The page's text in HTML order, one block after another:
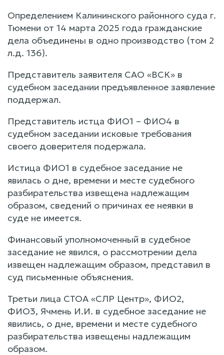
Определением Калининского районного суда г.
Тюмени от 14 марта 2025 года гражданские
дела объединены в одно производство (том 2
л.д. 136).
Представитель заявителя САО «ВСК» в
судебном заседании предъявленное заявление
поддержал.
Представитель истца ФИО1 – ФИО4 в
судебном заседании исковые требования
своего доверителя подержала.
Истица ФИО1 в судебное заседание не
явилась о дне, времени и месте судебного
разбирательства извещена надлежащим
образом, сведений о причинах ее неявки в
суде не имеется.
Финансовый уполномоченный в судебное
заседание не явился, о рассмотрении дела
извещен надлежащим образом, представил в
суд письменные объяснения.
Третьи лица СТОА «СЛР Центр», ФИО2,
ФИО3, Ячмень И.И. в судебное заседание не
явились, о дне, времени и месте судебного
разбирательства извещены надлежащим
образом.